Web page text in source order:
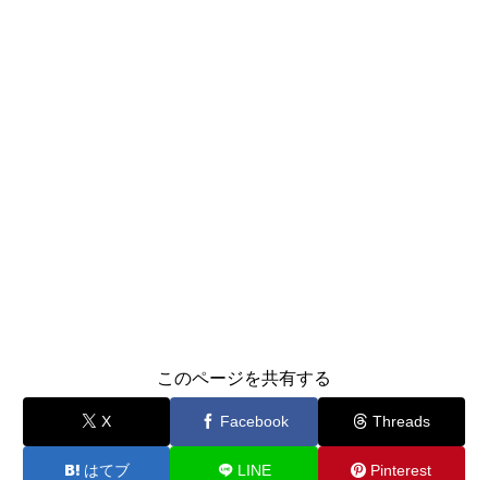
このページを共有する
X Facebook Threads
はてブ LINE Pinterest